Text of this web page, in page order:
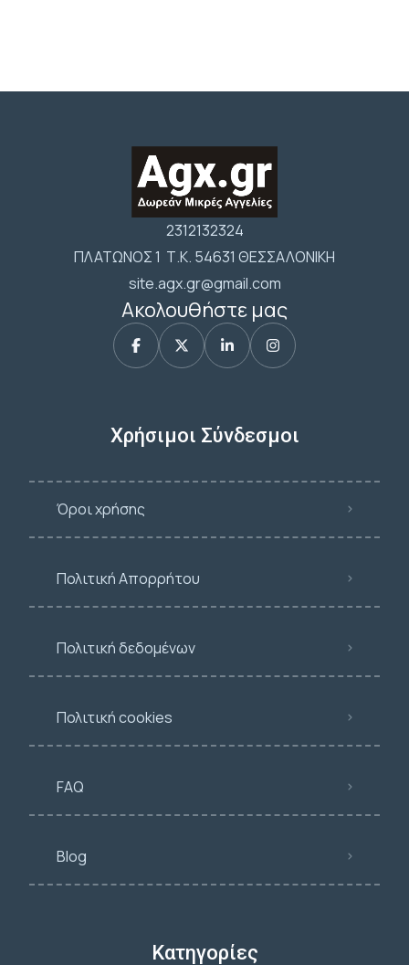
2312132324
ΠΛΑΤΩΝΟΣ 1 Τ.Κ. 54631 ΘΕΣΣΑΛΟΝΙΚΗ
site.agx.gr@gmail.com
Ακολουθήστε μας
Χρήσιμοι Σύνδεσμοι
Όροι χρήσης
Πολιτική Απορρήτου
Πολιτική δεδομένων
Πολιτική cookies
FAQ
Blog
Κατηγορίες